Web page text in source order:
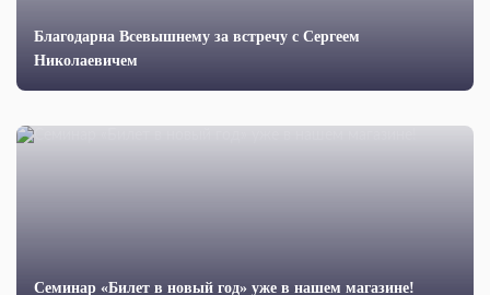
Благодарна Всевышнему за встречу с Сергеем
Николаевичем
Семинар «Билет в новый год» уже в нашем магазине!